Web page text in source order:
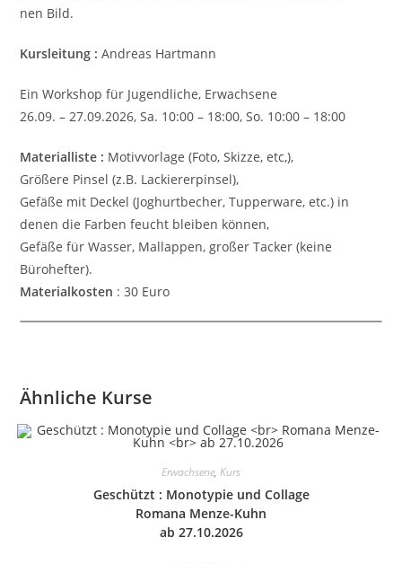
nen Bild.
Kurs­lei­tung :Andre­as Hartmann
Ein Work­shop für Jugend­li­che, Erwachsene
26.09. – 27.09.2026, Sa. 10:00 – 18:00, So. 10:00 – 18:00
Mate­ri­al­li­ste : Motiv­vor­la­ge (Foto, Skizze, etc,),
Grö­ße­re Pinsel (z.B. Lackiererpinsel),
Gefäße mit Deckel (Joghurt­be­cher, Tup­per­ware, etc.) in
denen die Farben feucht blei­ben können,
Gefäße für Wasser, Mal­lap­pen, großer Tacker (keine
Bürohefter).
Mate­ri­al­ko­sten : 30 Euro
Ähnliche Kurse
Erwachsene, Kurs
Geschützt : Mono­ty­pie und Col­la­ge
Romana Menze-Kuhn
ab 27.10.2026